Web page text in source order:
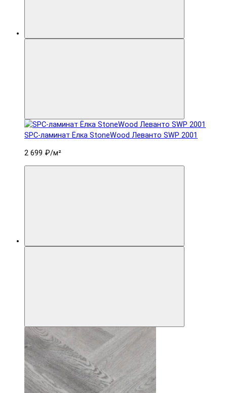
SPC-ламинат Ëлка StoneWood Леванто SWP 2001
2 699 ₽/м²